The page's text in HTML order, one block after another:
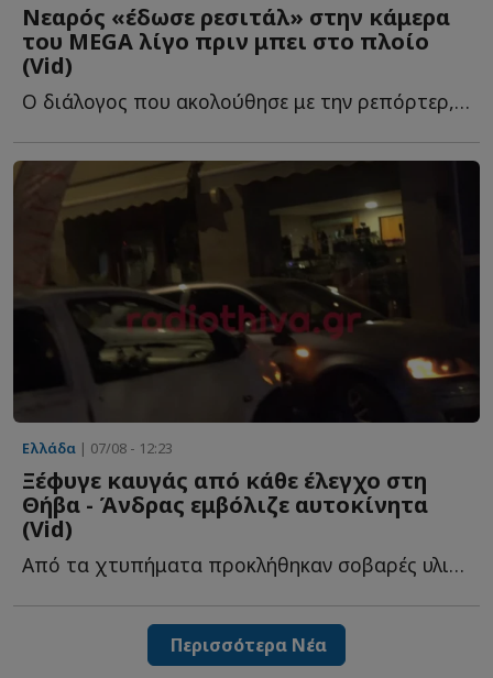
Νεαρός «έδωσε ρεσιτάλ» στην κάμερα
του MEGA λίγο πριν μπει στο πλοίο
(Vid)
Ο διάλογος που ακολούθησε με την ρεπόρτερ, Βίκυ Κατσανάκη, ή...
Ελλάδα | 07/08 - 12:23
Ξέφυγε καυγάς από κάθε έλεγχο στη
Θήβα - Άνδρας εμβόλιζε αυτοκίνητα
(Vid)
Από τα χτυπήματα προκλήθηκαν σοβαρές υλικές ζημιές σ...
Περισσότερα Νέα